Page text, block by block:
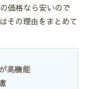
価格なら安いので
その理由をまとめて
高機能